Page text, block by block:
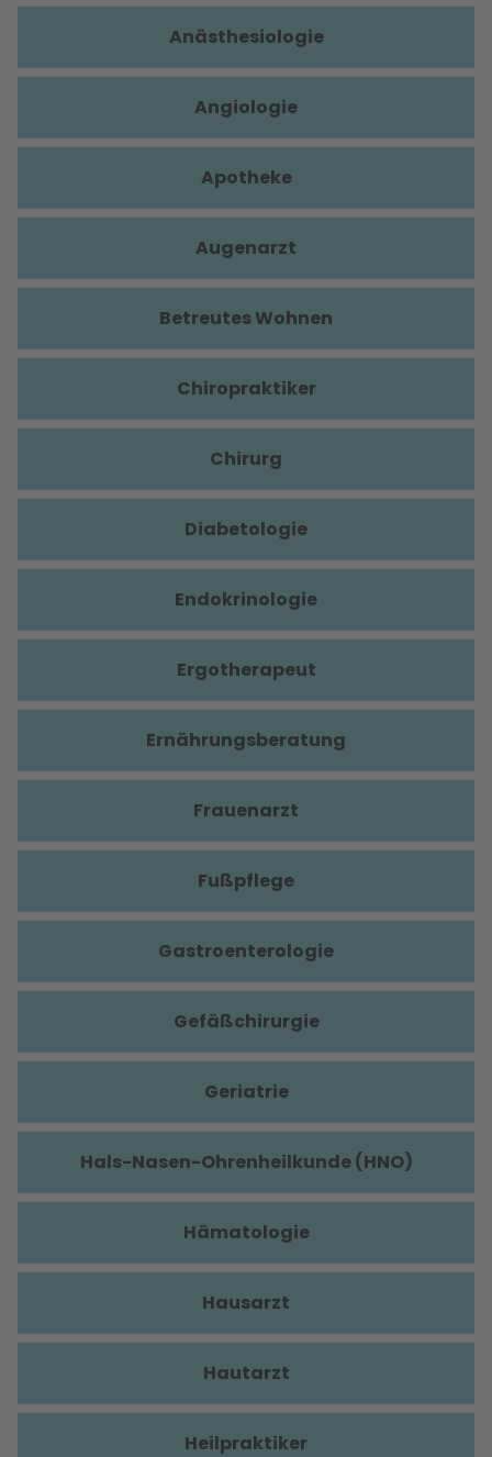
Anästhesiologie
Angiologie
Apotheke
Augenarzt
Betreutes Wohnen
Chiropraktiker
Chirurg
Diabetologie
Endokrinologie
Ergotherapeut
Ernährungsberatung
Frauenarzt
Fußpflege
Gastroenterologie
Gefäßchirurgie
Geriatrie
Hals-Nasen-Ohrenheilkunde (HNO)
Hämatologie
Hausarzt
Hautarzt
Heilpraktiker